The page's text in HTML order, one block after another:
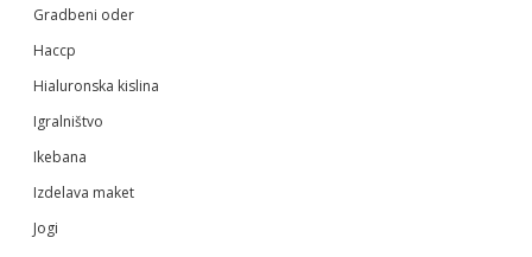
Gradbeni oder
Haccp
Hialuronska kislina
Igralništvo
Ikebana
Izdelava maket
Jogi